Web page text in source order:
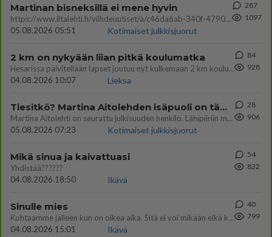
Martinan bisneksillä ei mene hyvin
https://www.iltalehti.fi/viihdeuutiset/a/c46da6ab-340f-4790-aaa7-0865eed2336 Yrityksen konkurssihakemus on tullut kärä
05.08.2026 05:51
Kotimaiset julkkisjuorut
287
1097
2 km on nykyään liian pitkä koulumatka
Hesarissa päivitellään lapset joutuu nyt kulkemaan 2 km kouluun jösses. Ruostefillarilla tuo matka menee vaikka miten äk
04.08.2026 10:07
Lieksa
84
928
Tiesitkö? Martina Aitolehden isäpuoli on tämä suosittu laulaja
Martina Aitolehti on seurattu julkisuuden henkilö. Lähipiiriin mahtuu muitakin tunnettuja henkilöitä. Tiesitkö, että Ma
05.08.2026 07:23
Kotimaiset julkkisjuorut
28
906
Mikä sinua ja kaivattuasi
Yhdistää??????
04.08.2026 18:50
Ikävä
54
832
Sinulle mies
Kohtaamme jälleen kun on oikea aika. Sitä ei voi mikään eikä kukaan estää <3 <3
04.08.2026 15:01
Ikävä
40
799